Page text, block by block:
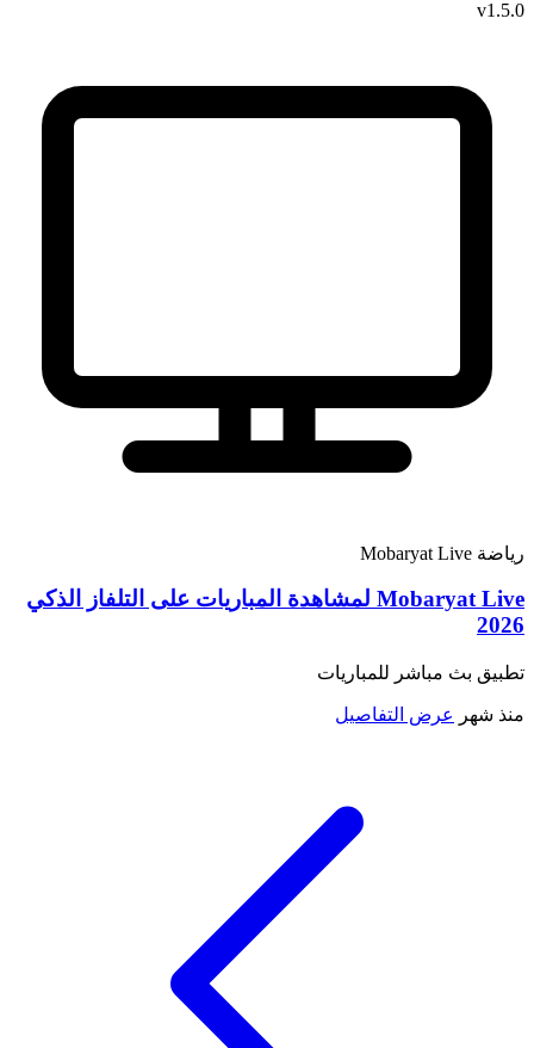
v1.5.0
رياضة Mobaryat Live
Mobaryat Live لمشاهدة المباريات على التلفاز الذكي
2026
تطبيق بث مباشر للمباريات
منذ شهر عرض التفاصيل